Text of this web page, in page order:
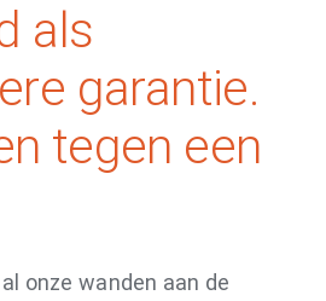
als
garantie.
tegen een
onze wanden aan de